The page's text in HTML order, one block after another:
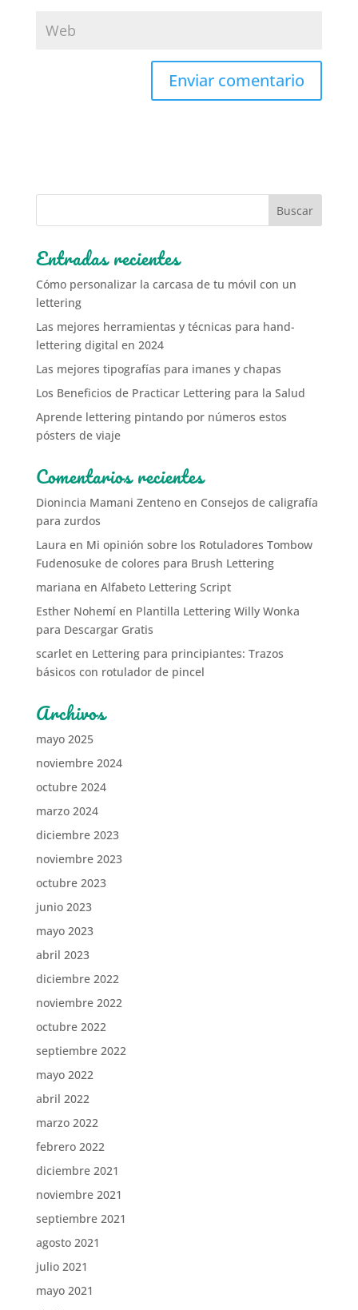
Entradas recientes
Cómo personalizar la carcasa de tu móvil con un
lettering
Las mejores herramientas y técnicas para hand-
lettering digital en 2024
Las mejores tipografías para imanes y chapas
Los Beneficios de Practicar Lettering para la Salud
Aprende lettering pintando por números estos
pósters de viaje
Comentarios recientes
Dionincia Mamani Zentenoen Consejos de caligrafía
para zurdos
Laura en Mi opinión sobre los Rotuladores Tombow
Fudenosuke de colores para Brush Lettering
mariana en Alfabeto Lettering Script
Esther Nohemíen Plantilla Lettering Willy Wonka
para Descargar Gratis
scarleten Lettering para principiantes: Trazos
básicos con rotulador de pincel
Archivos
mayo 2025
noviembre 2024
octubre 2024
marzo 2024
diciembre 2023
noviembre 2023
octubre 2023
junio 2023
mayo 2023
abril 2023
diciembre 2022
noviembre 2022
octubre 2022
septiembre 2022
mayo 2022
abril 2022
marzo 2022
febrero 2022
diciembre 2021
noviembre 2021
septiembre 2021
agosto 2021
julio 2021
mayo 2021